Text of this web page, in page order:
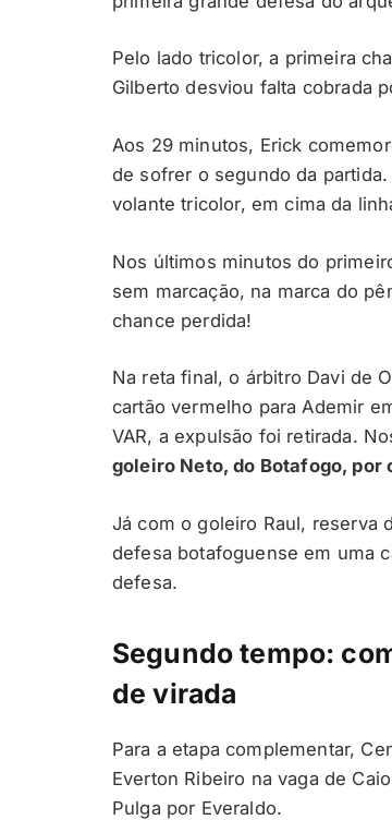
Pelo lado tricolor, a primeira
Gilberto desviou falta cobrada
Aos 29 minutos, Erick
de sofrer o segundo da
volante tricolor, em cima da
Nos últimos minutos do
sem marcação, na marca do
chance perdida!
Na reta final, o árbitro Davi de
cartão vermelho para Ademir
VAR, a expulsão foi retirada.
goleiro Neto, do Botafogo, por
Já com o goleiro Raul, reserva
defesa botafoguense em uma
defesa.
Segundo tempo:
de virada
Para a etapa complementar,
Everton Ribeiro na vaga de
Pulga por Everaldo.